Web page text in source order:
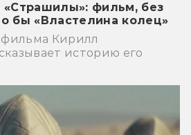
«Страшилы»: фильм, без
бы «Властелина колец»
фильма Кирилл
историю его